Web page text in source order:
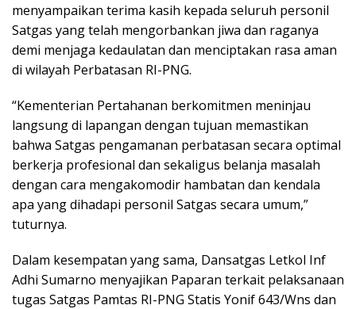
menyampaikan terima kasih kepada seluruh personil
Satgas yang telah mengorbankan jiwa dan raganya
demi menjaga kedaulatan dan menciptakan rasa aman
di wilayah Perbatasan RI-PNG.
“Kementerian Pertahanan berkomitmen meninjau
langsung di lapangan dengan tujuan memastikan
bahwa Satgas pengamanan perbatasan secara optimal
berkerja profesional dan sekaligus belanja masalah
dengan cara mengakomodir hambatan dan kendala
apa yang dihadapi personil Satgas secara umum,”
tuturnya.
Dalam kesempatan yang sama, Dansatgas Letkol Inf
Adhi Sumarno menyajikan Paparan terkait pelaksanaan
tugas Satgas Pamtas RI-PNG Statis Yonif 643/Wns dan